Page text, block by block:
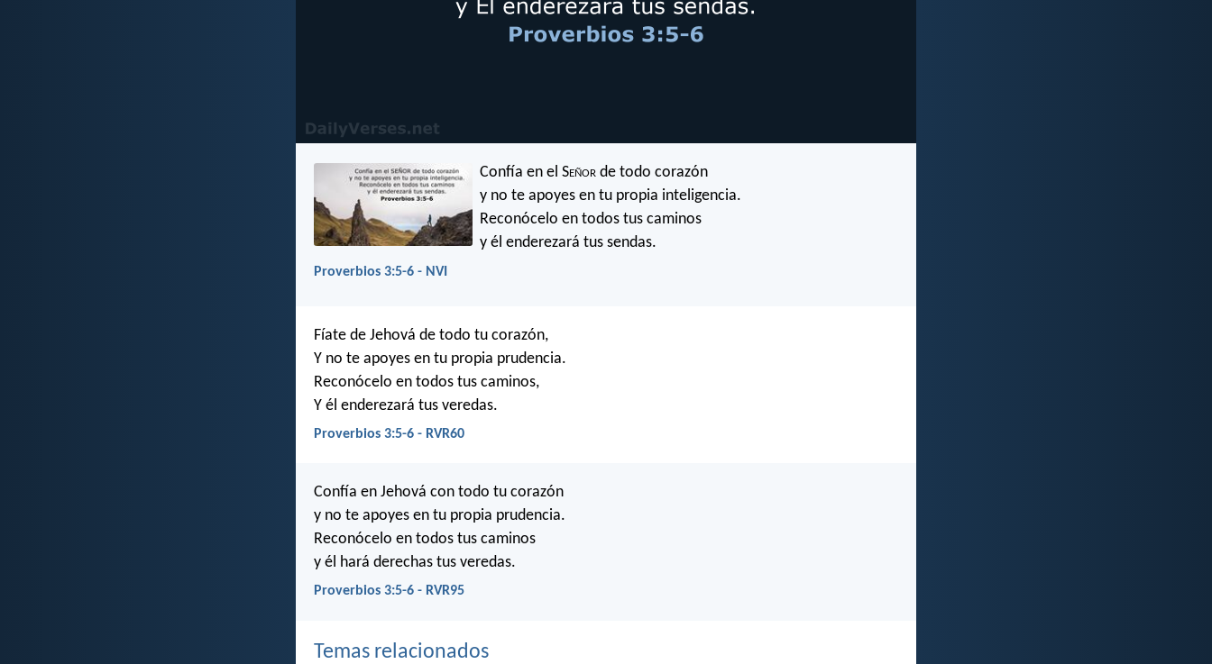
Confía en el Señor de todo corazón
y no te apoyes en tu propia inteligencia.
Reconócelo en todos tus caminos
y él enderezará tus sendas.
Proverbios 3:5-6 - NVI
Fíate de Jehová de todo tu corazón,
Y no te apoyes en tu propia prudencia.
Reconócelo en todos tus caminos,
Y él enderezará tus veredas.
Proverbios 3:5-6 - RVR60
Confía en Jehová con todo tu corazón
y no te apoyes en tu propia prudencia.
Reconócelo en todos tus caminos
y él hará derechas tus veredas.
Proverbios 3:5-6 - RVR95
Temas relacionados